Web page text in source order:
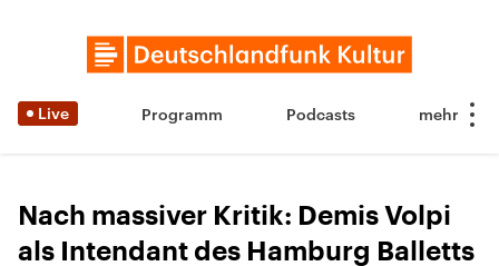
Live Programm Podcasts
Nach massiver Kritik: Demis Volpi
als Intendant des Hamburg Balletts